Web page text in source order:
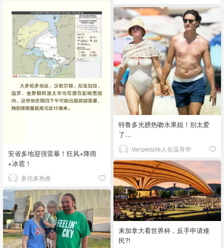
安省多地迎强雷暴！狂风+降雨
+冰雹！
多伦多热推
特鲁多光膀热吻水果姐！别太爱
了…
Vanpeople人在温哥华
来加拿大看世界杯，反手申请难
民?!